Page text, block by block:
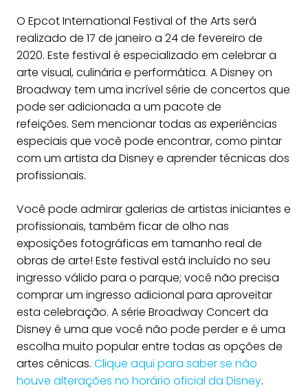
O Epcot International Festival of the Arts será
realizado de 17 de janeiro a 24 de fevereiro de
2020. Este festival é especializado em celebrar a
arte visual, culinária e performática. A Disney on
Broadway tem uma incrível série de concertos que
pode ser adicionada a um pacote de
refeições. Sem mencionar todas as experiências
especiais que você pode encontrar, como pintar
com um artista da Disney e aprender técnicas dos
profissionais.
Você pode admirar galerias de artistas iniciantes e
profissionais, também ficar de olho nas
exposições fotográficas em tamanho real de
obras de arte! Este festival está incluído no seu
ingresso válido para o parque; você não precisa
comprar um ingresso adicional para aproveitar
esta celebração. A série Broadway Concert da
Disney é uma que você não pode perder e é uma
escolha muito popular entre todas as opções de
artes cênicas. Clique aqui para saber se não
houve alterações no horário oficial da Disney.